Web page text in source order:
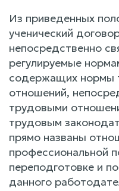
Из приведенных
ученический
непосредственно
регулируемые
содержащих нормы
отношений,
трудовыми
трудовым
прямо названы
профессиональной
переподготовке и
данного